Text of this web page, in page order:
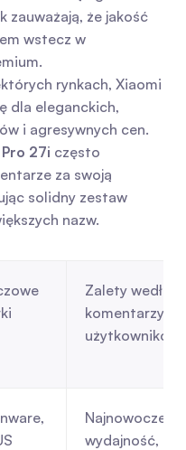
zauważają, że jakość
wstecz w
rynkach, Xiaomi
dla eleganckich,
i agresywnych cen.
27i często
za swoją
solidny zestaw
nazw.
Zalety według
komentarzy
użytkowników
wydajność,